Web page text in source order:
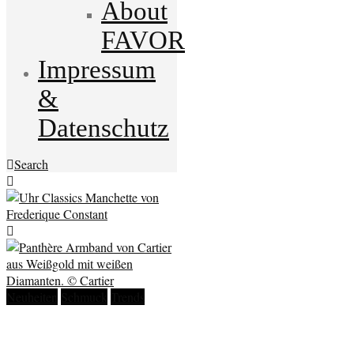
About
FAVOR
Impressum
&
Datenschutz
Search